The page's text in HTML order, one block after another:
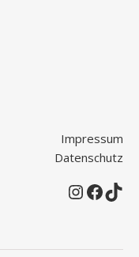
Impressum
Datenschutz